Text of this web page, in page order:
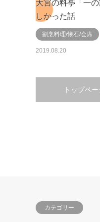
大宮の料亭「一
しかった話
割烹料理/懐石/会席
2019.08.20
トップペ
カテゴリー